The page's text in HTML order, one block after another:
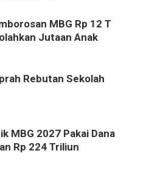
MBG Rp 12 T
Jutaan Anak
Rebutan Sekolah
MBG 2027 Pakai Dana
Rp 224 Triliun